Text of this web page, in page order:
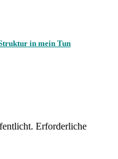
in mein Tun
Erforderliche